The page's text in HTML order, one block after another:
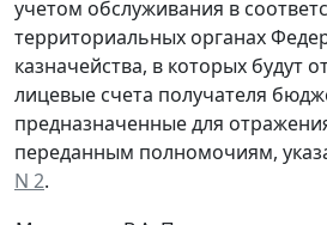
учетом обслуживания в
территориальных органах
казначейства, в которых будут
лицевые счета получателя
предназначенные для
переданным полномочиям,
N 2.